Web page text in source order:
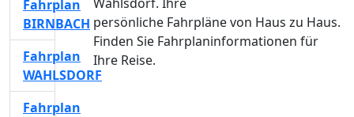
persönliche Fahrpläne von Haus zu Haus.
Finden Sie Fahrplaninformationen für
Ihre Reise.
Fahrplan
BIRNBACH
Fahrplan
WAHLSDORF
Fahrplan